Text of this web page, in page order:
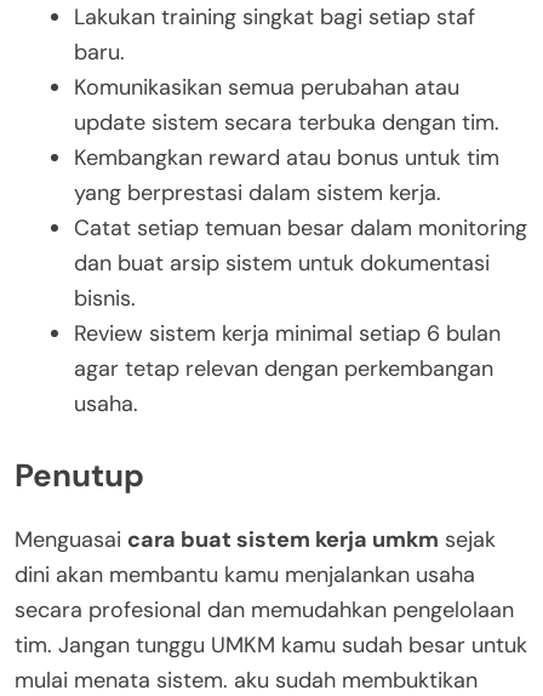
Lakukan training singkat bagi setiap staf
baru.
Komunikasikan semua perubahan atau
update sistem secara terbuka dengan tim.
Kembangkan reward atau bonus untuk tim
yang berprestasi dalam sistem kerja.
Catat setiap temuan besar dalam monitoring
dan buat arsip sistem untuk dokumentasi
bisnis.
Review sistem kerja minimal setiap 6 bulan
agar tetap relevan dengan perkembangan
usaha.
Penutup
Menguasai cara buat sistem kerja umkm sejak
dini akan membantu kamu menjalankan usaha
secara profesional dan memudahkan pengelolaan
tim. Jangan tunggu UMKM kamu sudah besar untuk
mulai menata sistem. aku sudah membuktikan